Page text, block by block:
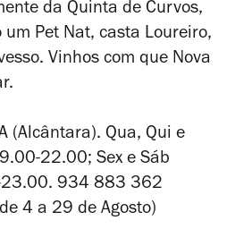
da Quinta de Curvos,
um Pet Nat, casta Loureiro,
Vinhos com que Nova
(Alcântara). Qua, Qui e
22.00; Sex e Sáb
934 883 362
4 a 29 de Agosto)